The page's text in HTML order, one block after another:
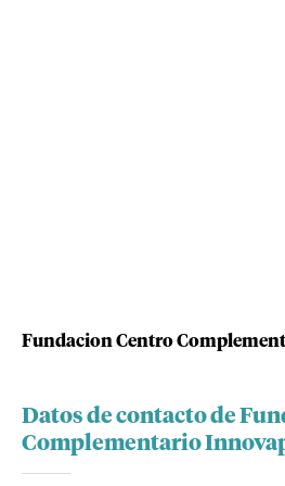
Fundacion Centro
Datos de contacto de
Complementario